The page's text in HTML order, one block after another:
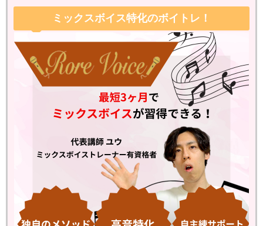
ミックスボイス特化のボイトレ！